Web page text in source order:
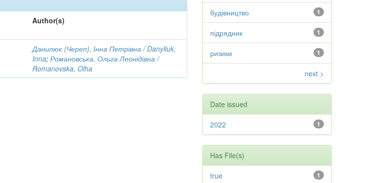
Author(s)
Данилюк (Череп), Інна Петрівна / Danyliuk,
Inna;Романовська, Ольга Леонідівна /
Romanovska, Olha
1
будівництво
1
підрядник
1
ризики
next >
Date issued
1
2022
Has File(s)
1
true